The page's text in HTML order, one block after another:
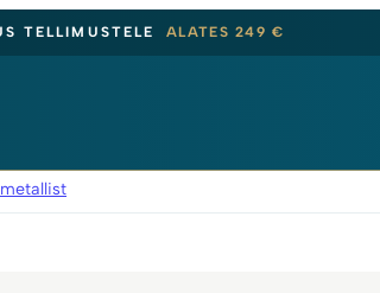
TELLIMUSTELE ALATES 249 €